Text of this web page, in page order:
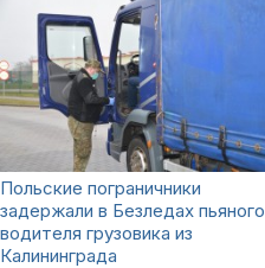
Польские пограничники
задержали в Безледах пьяного
водителя грузовика из
Калининграда